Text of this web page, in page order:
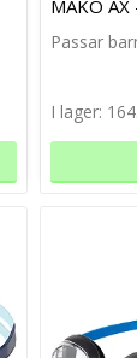
MAKO
Passar
I lager: